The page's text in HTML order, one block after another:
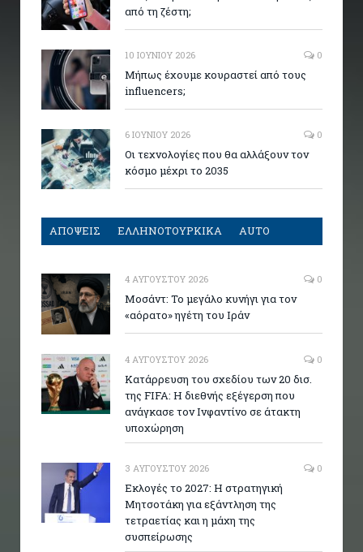
από τη ζέστη;
10 ΙΟΥΝΊΟΥ 2026 0
Μήπως έχουμε κουραστεί από τους
influencers;
6 ΙΟΥΝΊΟΥ 2026 0
Οι τεχνολογίες που θα αλλάξουν τον
κόσμο μέχρι το 2035
ΑΠΟΨΕΙΣ ΕΛΛΗΝΟΤΟΥΡΚΙΚΑ AUTO
4 ΑΥΓΟΎΣΤΟΥ 2026 0
Μοσάντ: Το μεγάλο κυνήγι για τον
«αόρατο» ηγέτη του Ιράν
4 ΑΥΓΟΎΣΤΟΥ 2026 0
Κατάρρευση του σχεδίου των 20 δισ.
της FIFA: Η διεθνής εξέγερση που
ανάγκασε τον Ινφαντίνο σε άτακτη
υποχώρηση
3 ΑΥΓΟΎΣΤΟΥ 2026 0
Εκλογές το 2027: Η στρατηγική
Μητσοτάκη για εξάντληση της
τετραετίας και η μάχη της
συσπείρωσης